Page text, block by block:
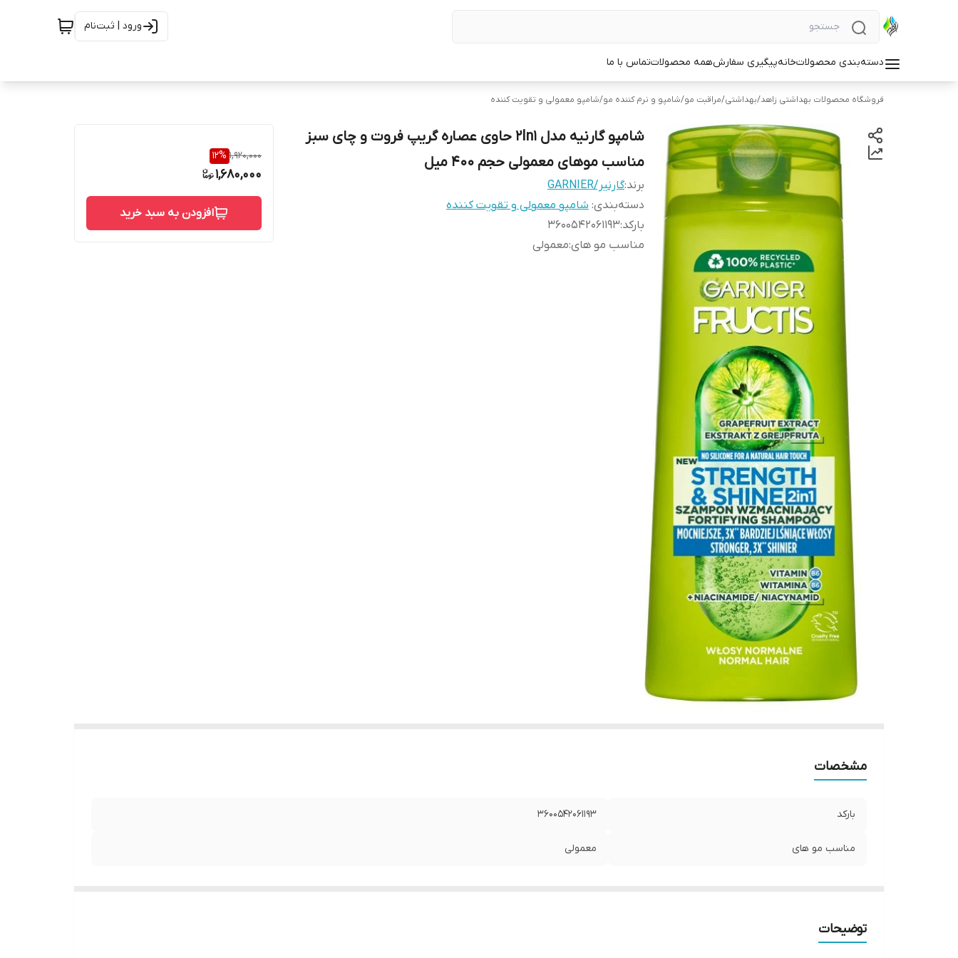
ورود | ثبت‌نام
دسته‌بندی محصولاتخانهپیگیری سفارشهمه محصولاتتماس با ما
فروشگاه محصولات بهداشتی زاهد/بهداشتی/مراقبت مو/شامپو و نرم کننده مو/شامپو معمولی و تقویت کننده
شامپو گارنیه مدل 2In1 حاوی عصاره گریپ فروت و چای سبز
مناسب موهای معمولی حجم 400 میل
برند:گارنیر/GARNIER
دسته‌بندی: شامپو معمولی و تقویت کننده
بارکد:
3600542061193
مناسب مو های:معمولی
1,920,000
12%
1,680,000
افزودن به سبد خرید
مشخصات
بارکد 3600542061193
مناسب مو های معمولی
توضیحات